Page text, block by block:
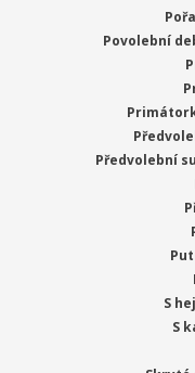
Povolební
Předvolební
S
S